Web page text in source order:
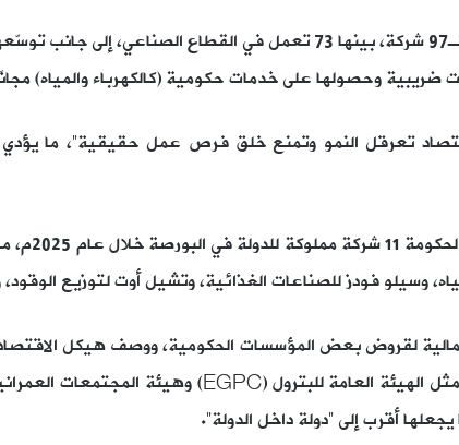
وكشف التقرير عن امتلاك المؤسسة العسكرية لـ97 شركة، بينها 73 تعمل في
وحصولها على خدمات حكومية (كالكهرباء والمياه)
تعرقل النمو وتمنع خلق فرص عمل حقيقية”، ما يؤدي
وأشار
فودز للصناعات الغذائية، وتشيل أوت لتوزيع
لقروض بعض المؤسسات الحكومية، ووصف هيكل الاقتصاد
أقرب إلى “دولة داخل الدولة”.